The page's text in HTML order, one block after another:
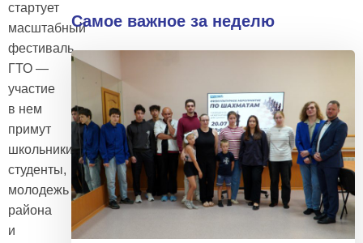
стартует
масштабный
фестиваль
ГТО —
участие
в нем
примут
школьники,
студенты,
молодежь
района
и
Самое важное за неделю